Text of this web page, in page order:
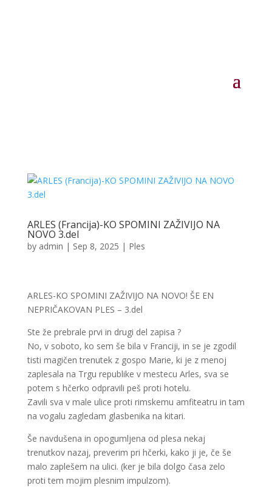
ARLES (Francija)-KO SPOMINI ZAŽIVIJO NA
NOVO 3.del
by admin | Sep 8, 2025 | Ples
ARLES-KO SPOMINI ZAŽIVIJO NA NOVO! ŠE EN
NEPRIČAKOVAN PLES – 3.del
Ste že prebrale prvi in drugi del zapisa ?
No, v soboto, ko sem še bila v Franciji, in se je zgodil
tisti magičen trenutek z gospo Marie, ki je z menoj
zaplesala na Trgu republike v mestecu Arles, sva se
potem s hčerko odpravili peš proti hotelu.
Zavili sva v male ulice proti rimskemu amfiteatru in tam
na vogalu zagledam glasbenika na kitari.
Še navdušena in opogumljena od plesa nekaj
trenutkov nazaj, preverim pri hčerki, kako ji je, če še
malo zaplešem na ulici. (ker je bila dolgo časa zelo
proti tem mojim plesnim impulzom).